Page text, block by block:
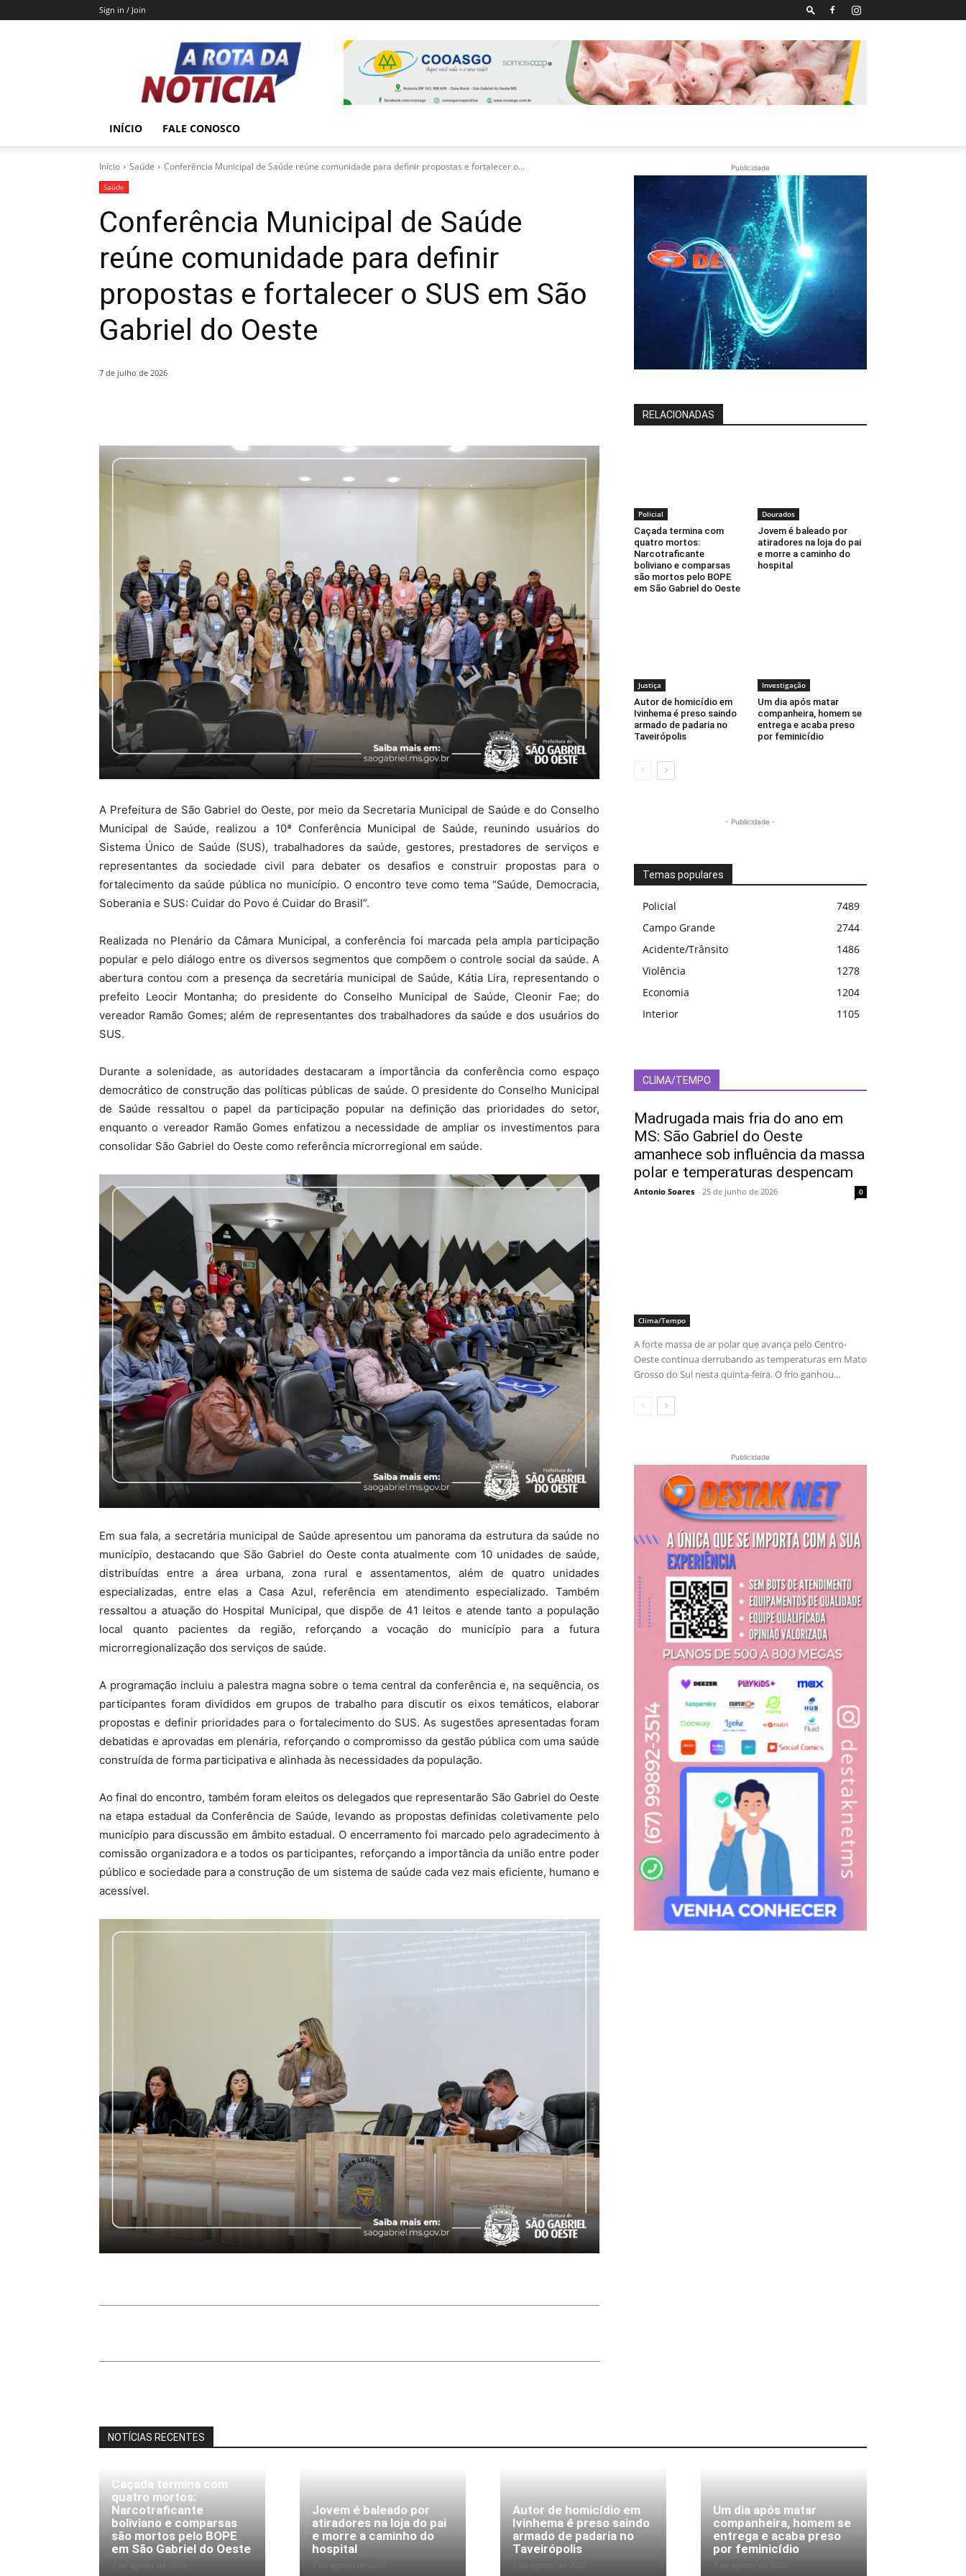
Sign in / Join
A
Rota
da
Notícia
INÍCIO FALE CONOSCO
Início Saúde Conferência Municipal de Saúde reúne comunidade para definir propostas e fortalecer o...
Saúde
Conferência Municipal de Saúde
reúne comunidade para definir
propostas e fortalecer o SUS em São
Gabriel do Oeste
7 de julho de 2026
A Prefeitura de São Gabriel do Oeste, por meio da Secretaria Municipal de Saúde e do Conselho
Municipal de Saúde, realizou a 10ª Conferência Municipal de Saúde, reunindo usuários do
Sistema Único de Saúde (SUS), trabalhadores da saúde, gestores, prestadores de serviços e
representantes da sociedade civil para debater os desafios e construir propostas para o
fortalecimento da saúde pública no município. O encontro teve como tema “Saúde, Democracia,
Soberania e SUS: Cuidar do Povo é Cuidar do Brasil”.
Realizada no Plenário da Câmara Municipal, a conferência foi marcada pela ampla participação
popular e pelo diálogo entre os diversos segmentos que compõem o controle social da saúde. A
abertura contou com a presença da secretária municipal de Saúde, Kátia Lira, representando o
prefeito Leocir Montanha; do presidente do Conselho Municipal de Saúde, Cleonir Fae; do
vereador Ramão Gomes; além de representantes dos trabalhadores da saúde e dos usuários do
SUS.
Durante a solenidade, as autoridades destacaram a importância da conferência como espaço
democrático de construção das políticas públicas de saúde. O presidente do Conselho Municipal
de Saúde ressaltou o papel da participação popular na definição das prioridades do setor,
enquanto o vereador Ramão Gomes enfatizou a necessidade de ampliar os investimentos para
consolidar São Gabriel do Oeste como referência microrregional em saúde.
Em sua fala, a secretária municipal de Saúde apresentou um panorama da estrutura da saúde no
município, destacando que São Gabriel do Oeste conta atualmente com 10 unidades de saúde,
distribuídas entre a área urbana, zona rural e assentamentos, além de quatro unidades
especializadas, entre elas a Casa Azul, referência em atendimento especializado. Também
ressaltou a atuação do Hospital Municipal, que dispõe de 41 leitos e atende tanto a população
local quanto pacientes da região, reforçando a vocação do município para a futura
microrregionalização dos serviços de saúde.
A programação incluiu a palestra magna sobre o tema central da conferência e, na sequência, os
participantes foram divididos em grupos de trabalho para discutir os eixos temáticos, elaborar
propostas e definir prioridades para o fortalecimento do SUS. As sugestões apresentadas foram
debatidas e aprovadas em plenária, reforçando o compromisso da gestão pública com uma saúde
construída de forma participativa e alinhada às necessidades da população.
Ao final do encontro, também foram eleitos os delegados que representarão São Gabriel do Oeste
na etapa estadual da Conferência de Saúde, levando as propostas definidas coletivamente pelo
município para discussão em âmbito estadual. O encerramento foi marcado pelo agradecimento à
comissão organizadora e a todos os participantes, reforçando a importância da união entre poder
público e sociedade para a construção de um sistema de saúde cada vez mais eficiente, humano e
acessível.
Publicidade
RELACIONADAS
Policial
Caçada termina com
quatro mortos:
Narcotraficante
boliviano e comparsas
são mortos pelo BOPE
em São Gabriel do Oeste
Dourados
Jovem é baleado por
atiradores na loja do pai
e morre a caminho do
hospital
Justiça
Autor de homicídio em
Ivinhema é preso saindo
armado de padaria no
Taveirópolis
Investigação
Um dia após matar
companheira, homem se
entrega e acaba preso
por feminicídio
- Publicidade -
Temas populares
Policial
7489
Campo Grande
2744
Acidente/Trânsito
1486
Violência
1278
Economia
1204
Interior
1105
CLIMA/TEMPO
Madrugada mais fria do ano em
MS: São Gabriel do Oeste
amanhece sob influência da massa
polar e temperaturas despencam
Antonio Soares - 25 de junho de 2026 0
Clima/Tempo
A forte massa de ar polar que avança pelo Centro-
Oeste continua derrubando as temperaturas em Mato
Grosso do Sul nesta quinta-feira. O frio ganhou...
Publicidade
NOTÍCIAS RECENTES
Caçada termina com
quatro mortos:
Narcotraficante
boliviano e comparsas
são mortos pelo BOPE
em São Gabriel do Oeste
Jovem é baleado por
atiradores na loja do pai
e morre a caminho do
hospital
Autor de homicídio em
Ivinhema é preso saindo
armado de padaria no
Taveirópolis
Um dia após matar
companheira, homem se
entrega e acaba preso
por feminicídio